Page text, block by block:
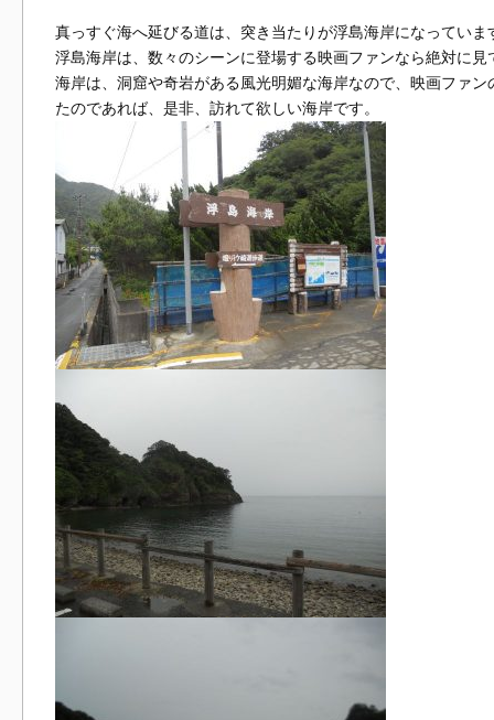
真っすぐ海へ延びる道は、突き当たりが浮島海岸になっていま
浮島海岸は、数々のシーンに登場する映画ファンなら絶対に
海岸は、洞窟や奇岩がある風光明媚な海岸なので、映画ファ
たのであれば、是非、訪れて欲しい海岸です。